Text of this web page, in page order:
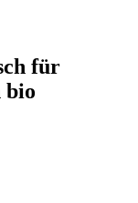
für
bio